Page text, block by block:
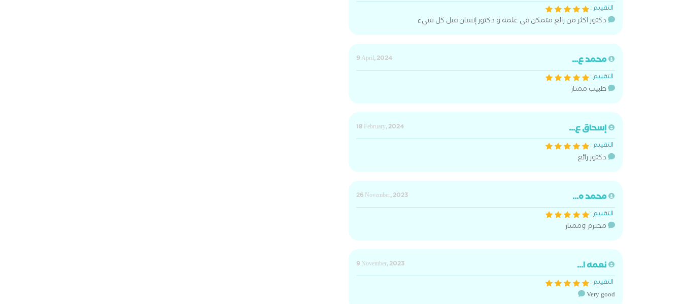
التقييم :
دكتور اكثر من رائع متمكن فى علمه و دكتور إنسان قبل كل شيء
محمد ع...
9 April, 2024
التقييم :
طبيب ممتاز
إسحاق ع...
18 February, 2024
التقييم :
دكتور رائع
محمد ه...
26 November, 2023
التقييم :
محترم وممتاز
نعمه ا...
9 November, 2023
التقييم :
Very good